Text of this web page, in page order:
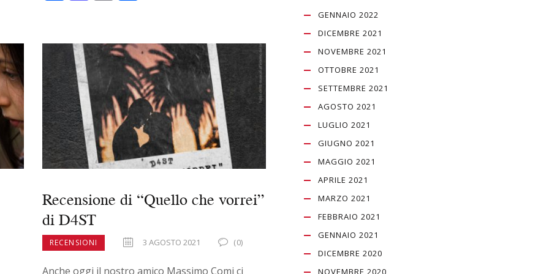
b
o
o
k
d
o
n
l di
vi
di
Recensione di “Quello che vorrei”
di D4ST
RECENSIONI 3 AGOSTO 2021 (0)
Anche oggi il nostro amico Massimo Comi ci
GENNAIO 2022
DICEMBRE 2021
NOVEMBRE 2021
OTTOBRE 2021
SETTEMBRE 2021
AGOSTO 2021
LUGLIO 2021
GIUGNO 2021
MAGGIO 2021
APRILE 2021
MARZO 2021
FEBBRAIO 2021
GENNAIO 2021
DICEMBRE 2020
NOVEMBRE 2020